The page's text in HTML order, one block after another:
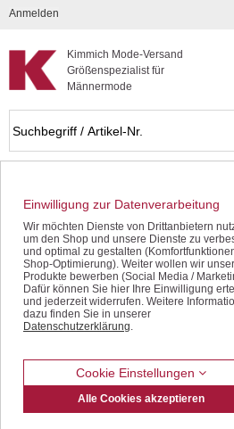
Kompletten Head der Seite überspringen
Kimmich Mode-Versand
Größenspezialist für
Männermode
Anmelden
Krawatte Hemd kombinieren
Geprüfte Qualität zu günstigen
Einwilligung zur Datenverarbeitung
Wir möchten Dienste von Drittanbietern
um den Shop und unsere Dienste zu
und optimal zu gestalten
Shop-Optimierung). Weiter wollen wir
Produkte bewerben (Social Media /
Dafür können Sie hier Ihre Einwilligung
und jederzeit widerrufen. Weitere
dazu finden Sie in unserer
Datenschutzerklärung.
Cookie Einstellungen
Alle Cookies akzeptieren